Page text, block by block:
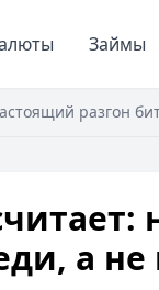
Займы
разгон
а не